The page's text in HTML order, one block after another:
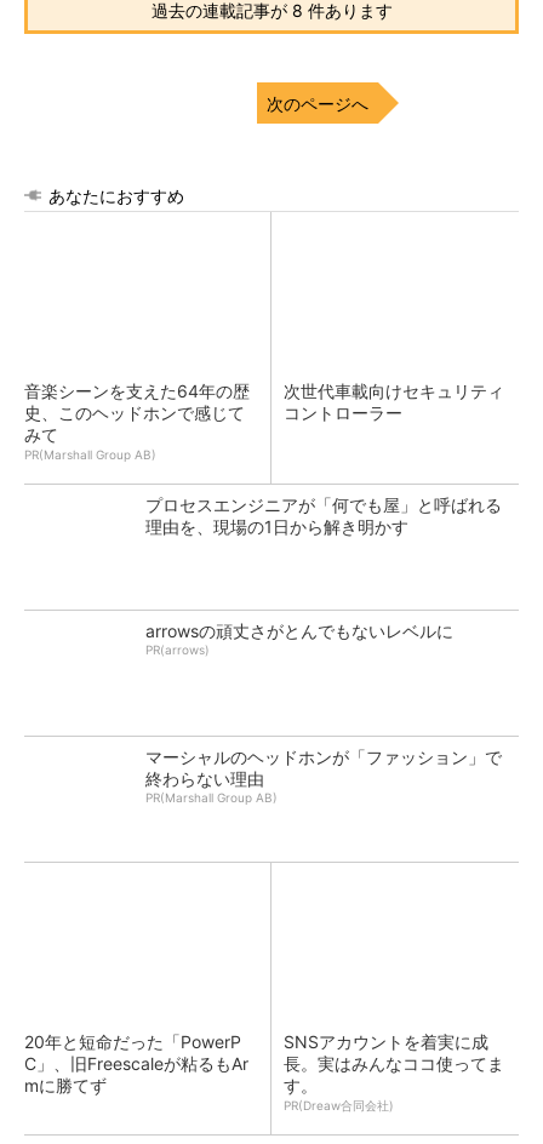
過去の連載記事が 8 件あります
次のページへ
あなたにおすすめ
音楽シーンを支えた64年の歴
史、このヘッドホンで感じて
みて
PR(Marshall Group AB)
次世代車載向けセキュリティ
コントローラー
プロセスエンジニアが「何でも屋」と呼ばれる
理由を、現場の1日から解き明かす
arrowsの頑丈さがとんでもないレベルに
PR(arrows)
マーシャルのヘッドホンが「ファッション」で
終わらない理由
PR(Marshall Group AB)
20年と短命だった「PowerP
C」、旧Freescaleが粘るもAr
mに勝てず
SNSアカウントを着実に成
長。実はみんなココ使ってま
す。
PR(Dreaw合同会社)